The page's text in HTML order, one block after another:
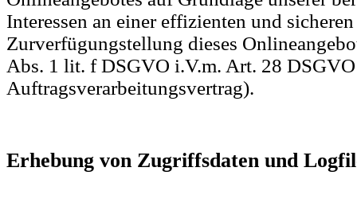
Interessen an einer effizienten und sicheren
Zurverfügungstellung dieses
Abs. 1 lit. f DSGVO i.V.m. Art. 28
Auftragsverarbeitungsvertrag).
Erhebung von Zugriffsdaten und